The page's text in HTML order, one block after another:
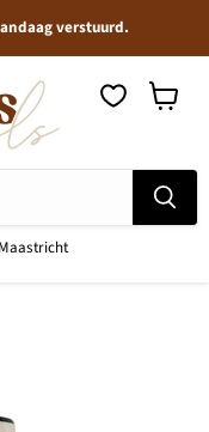
verstuurd.